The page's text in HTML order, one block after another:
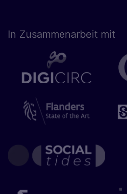
In Zusam­men­ar­beit mit